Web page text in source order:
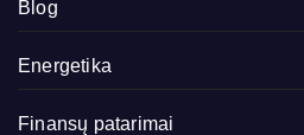
Blog
Energetika
Finansų patarimai